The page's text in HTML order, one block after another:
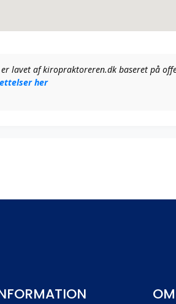
lavet af kiropraktoreren.dk baseret på
her